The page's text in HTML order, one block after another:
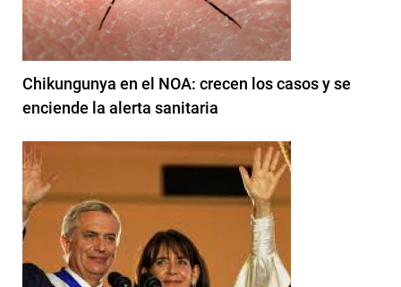
Chikungunya en el NOA: crecen los casos y se
enciende la alerta sanitaria